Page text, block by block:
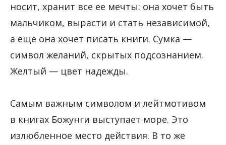
носит, хранит все ее мечты: она хочет быть
мальчиком, вырасти и стать независимой,
а еще она хочет писать книги. Сумка —
символ желаний, скрытых подсознанием.
Желтый — цвет надежды.
Самым важным символом и лейтмотивом
в книгах Божунги выступает море. Это
излюбленное место действия. В то же